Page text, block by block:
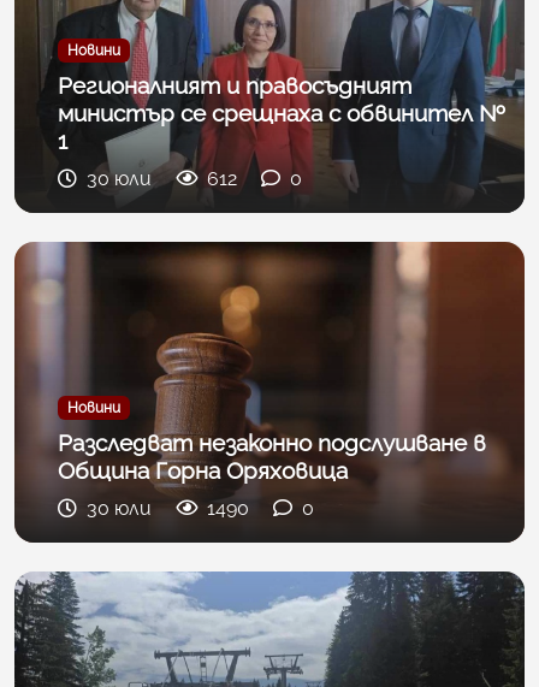
Новини
Регионалният и правосъдният
министър се срещнаха с обвинител №
1
30 юли 612 0
Новини
Разследват незаконно подслушване в
Община Горна Оряховица
30 юли 1490 0